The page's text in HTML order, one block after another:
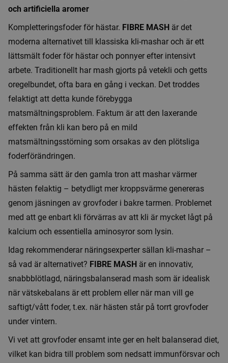
och artificiella aromer
Kompletteringsfoder för hästar. FIBRE MASH är det
moderna alternativet till klassiska kli-mashar och är ett
lättsmält foder för hästar och ponnyer efter intensivt
arbete. Traditionellt har mash gjorts på vetekli och getts
oregelbundet, ofta bara en gång i veckan. Det troddes
felaktigt att detta kunde förebygga
matsmältningsproblem. Faktum är att den laxerande
effekten från kli kan bero på en mild
matsmältningsstörning som orsakas av den plötsliga
foderförändringen.
På samma sätt är den gamla tron att mashar värmer
hästen felaktig – betydligt mer kroppsvärme genereras
genom jäsningen av grovfoder i bakre tarmen. Problemet
med att ge enbart kli förvärras av att kli är mycket lågt på
kalcium och essentiella aminosyror som lysin.
Idag rekommenderar näringsexperter sällan kli-mashar –
så vad är alternativet? FIBRE MASH är en innovativ,
snabbblötlagd, näringsbalanserad mash som är idealisk
när vätskebalans är ett problem eller när man vill ge
saftigt/vått foder, t.ex. när hästen står på torrt grovfoder
under vintern.
Vi vet att grovfoder ensamt inte ger en helt balanserad diet,
vilket kan bidra till problem som nedsatt immunförsvar och